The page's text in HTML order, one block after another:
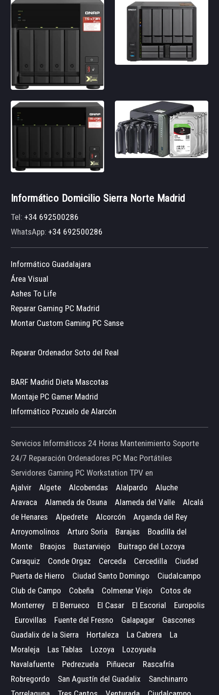
Informático Domicilio Sierra Norte Madrid
Tel:+34 692500286
WhatsApp:+34 692500286
Informático Guadalajara
Área Visual
Ashes To Life
Reparar Gaming PC Madrid
Montar Custom Gaming PC Sanse
Reparar Ordenador Soto del Real
BARF Madrid Dieta Mascotas
Montaje PC Gamer Madrid
Informático Pozuelo de Alarcón
Servicios Informáticos 24 Horas Mantenimiento Soporte
24/7 Reparación Ordenadores PC Mac Portátiles
Servidores Gaming PC Workstation TPV en
Ajalvir
Algete Alcobendas Alalpardo
Aluche
Aravaca
Alameda de Osuna Alameda del Valle
Alcalá
de Henares
Alpedrete Alcorcón
Arganda del Rey
Arroyomolinos
Arturo Soria Barajas
Boadilla del
Monte
Braojos Bustarviejo
Buitrago del Lozoya
Caraquiz
Conde Orgaz Cerceda Cercedilla
Ciudad
Puerta de Hierro
Ciudad Santo Domingo
Ciudalcampo
Club de Campo
Cobeña Colmenar Viejo
Cotos de
Monterrey
El Berrueco El Casar El Escorial
Europolis
Eurovillas
Fuente del Fresno Galapagar
Gascones
Guadalix de la Sierra
Hortaleza La Cabrera
La
Moraleja
Las Tablas Lozoya
Lozoyuela
Navalafuente
Pedrezuela Piñuecar
Rascafría
Robregordo
San Agustín del Guadalix
Sanchinarro